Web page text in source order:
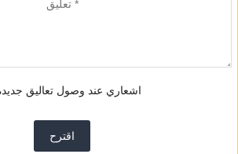
اشعاري عند وصول تعاليق
اقترح